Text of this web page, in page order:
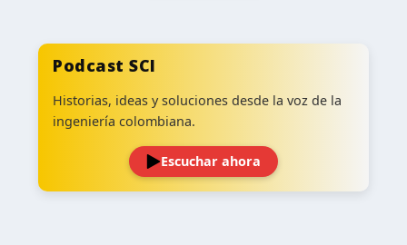
Podcast SCI
Historias, ideas y soluciones desde la voz de la
ingeniería colombiana.
Escuchar ahora